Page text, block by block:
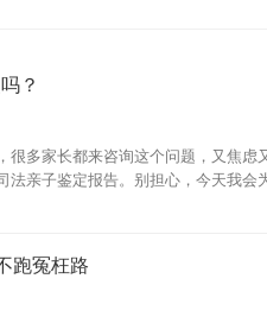
？
多家长都来咨询这个问题，又焦
亲子鉴定报告。别担心，今天我
跑冤枉路